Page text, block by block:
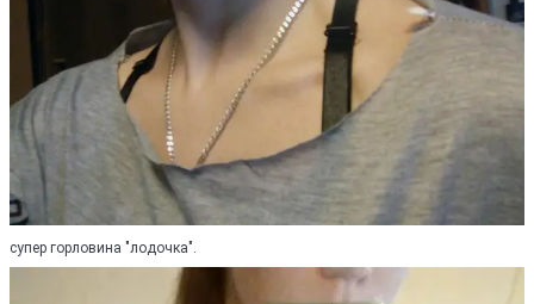
супер горловина "лодочка".